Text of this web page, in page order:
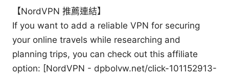
【NordVPN 推薦連結】
If you want to add a reliable VPN for securing
your online travels while researching and
planning trips, you can check out this affiliate
option: [NordVPN - dpbolvw.net/click-101152913-